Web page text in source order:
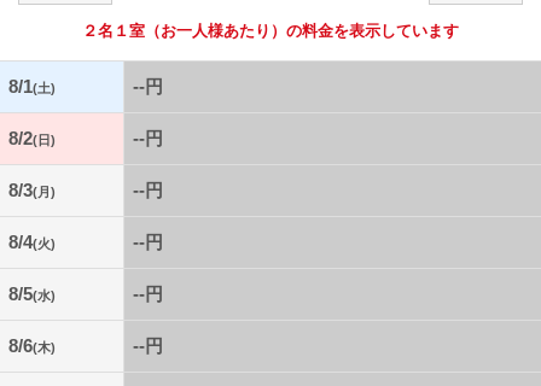
２名１室 （お一人様あたり）の料金を表示しています
8/1(土) --円
8/2(日) --円
8/3(月) --円
8/4(火) --円
8/5(水) --円
8/6(木) --円